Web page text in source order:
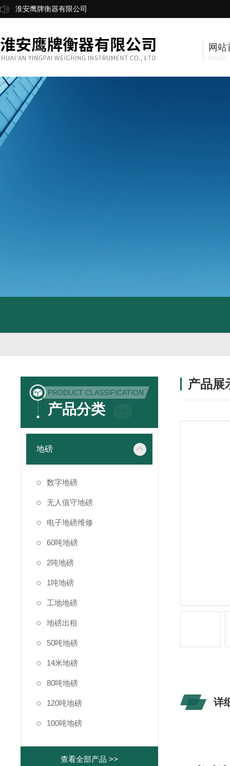
淮安鹰牌衡器有限公司
网站
Home
PRODUCT CLASSIFICATION
产品分类
地磅
数字地磅
无人值守地磅
电子地磅维修
60吨地磅
2吨地磅
1吨地磅
工地地磅
地磅出租
50吨地磅
14米地磅
80吨地磅
120吨地磅
100吨地磅
查看全部产品 >>
产品展
详